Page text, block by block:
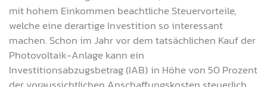
mit hohem Einkommen beachtliche Steuervorteile,
welche eine derartige Investition so interessant
machen. Schon im Jahr vor dem tatsächlichen Kauf der
Photovoltaik-Anlage kann ein
Investitionsabzugsbetrag (IAB) in Höhe von 50 Prozent